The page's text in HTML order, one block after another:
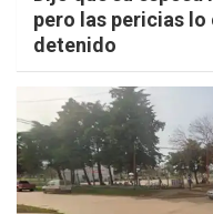
pero las pericias
detenido